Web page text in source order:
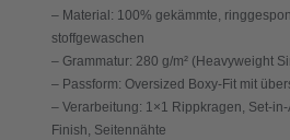
– Material: 100% gekämmte,
stoffgewaschen
– Grammatur: 280 g/m² (Heavyweight
– Passform: Oversized Boxy-Fit mit
– Verarbeitung: 1×1 Rippkragen, Set-
Finish, Seitennähte